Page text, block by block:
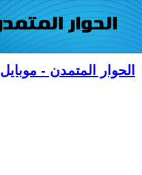
الحوار المتمدن - موبايل